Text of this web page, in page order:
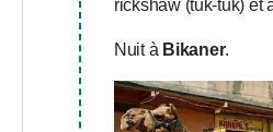
rickshaw (tuk-tuk) et
Nuit à Bikaner.